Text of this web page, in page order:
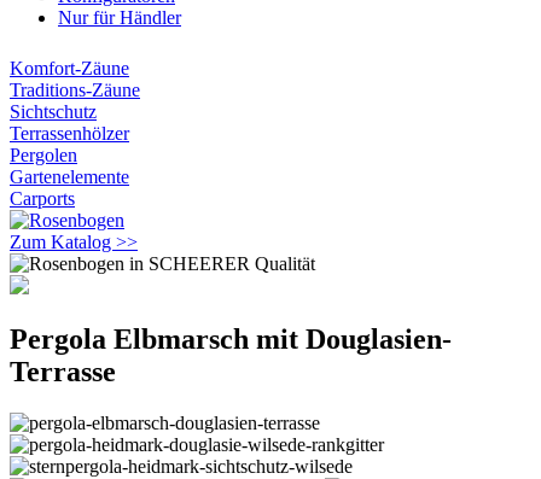
Nur für Händler
Komfort-Zäune
Traditions-Zäune
Sichtschutz
Terrassenhölzer
Pergolen
Gartenelemente
Carports
Zum Katalog >>
Pergola Elbmarsch mit Douglasien-
Terrasse